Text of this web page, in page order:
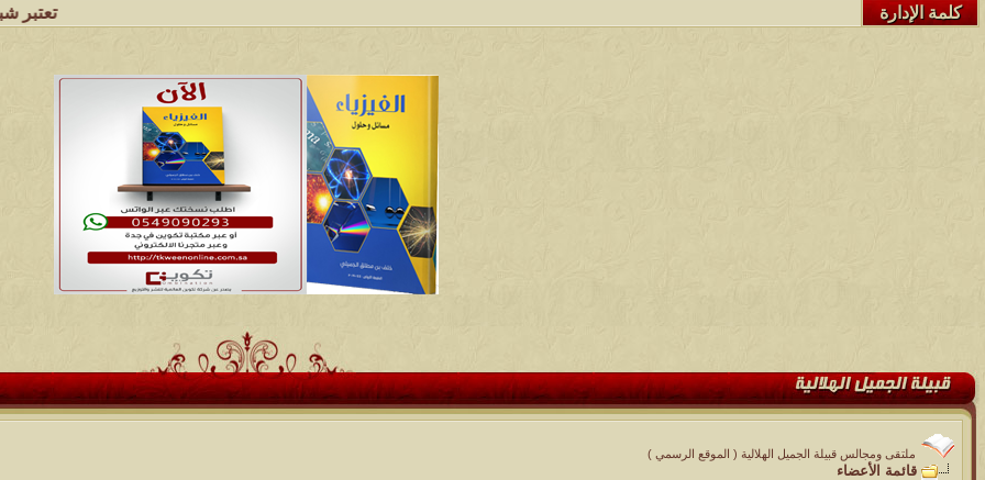
تعتبر شبكة وملتقى كلمة الإدارة
ملتقى ومجالس قبيلة الجميل الهلالية ( الموقع الرسمي )
قائمة الأعضاء